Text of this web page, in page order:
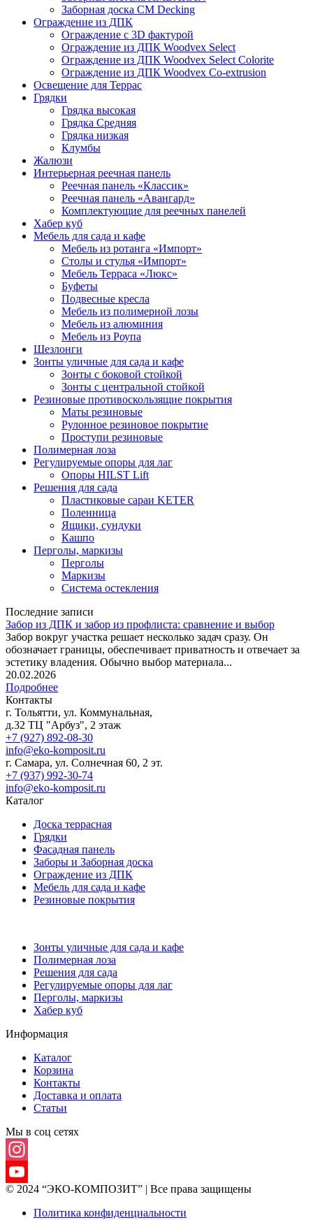
Заборная доска CM Decking
Ограждение из ДПК
Ограждение с 3D фактурой
Ограждение из ДПК Woodvex Select
Ограждение из ДПК Woodvex Select Colorite
Ограждение из ДПК Woodvex Co-extrusion
Освещение для Террас
Грядки
Грядка высокая
Грядка Средняя
Грядка низкая
Клумбы
Жалюзи
Интерьерная реечная панель
Реечная панель «Классик»
Реечная панель «Авангард»
Комплектующие для реечных панелей
Хабер куб
Мебель для сада и кафе
Мебель из ротанга «Импорт»
Столы и стулья «Импорт»
Мебель Терраса «Люкс»
Буфеты
Подвесные кресла
Мебель из полимерной лозы
Мебель из алюминия
Мебель из Роупа
Шезлонги
Зонты уличные для сада и кафе
Зонты с боковой стойкой
Зонты с центральной стойкой
Резиновые противоскользящие покрытия
Маты резиновые
Рулонное резиновое покрытие
Проступи резиновые
Полимерная лоза
Регулируемые опоры для лаг
Опоры HILST Lift
Решения для сада
Пластиковые сараи KETER
Поленница
Ящики, сундуки
Кашпо
Перголы, маркизы
Перголы
Маркизы
Система остекления
Последние записи
Забор из ДПК и забор из профлиста: сравнение и выбор
Забор вокруг участка решает несколько задач сразу. Он
обозначает границы, обеспечивает приватность и отвечает за
эстетику владения. Обычно выбор материала...
20.02.2026
Подробнее
Контакты
г. Тольятти, ул. Коммунальная,
д.32 ТЦ "Арбуз", 2 этаж
+7 (927) 892-08-30
info@eko-komposit.ru
г. Самара, ул. Солнечная 60, 2 эт.
+7 (937) 992-30-74
info@eko-komposit.ru
Каталог
Доска террасная
Грядки
Фасадная панель
Заборы и Заборная доска
Ограждение из ДПК
Мебель для сада и кафе
Резиновые покрытия
Зонты уличные для сада и кафе
Полимерная лоза
Решения для сада
Регулируемые опоры для лаг
Перголы, маркизы
Хабер куб
Информация
Каталог
Корзина
Контакты
Доставка и оплата
Статьи
Мы в соц сетях
Instagram
YouTube
Channel
© 2024 “ЭКО-КОМПОЗИТ” | Все права защищены
Политика конфиденциальности